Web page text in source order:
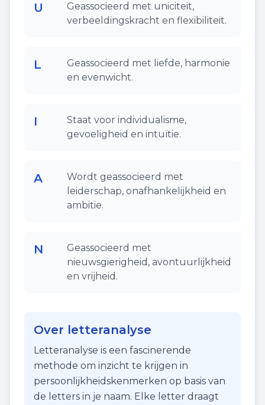
U
Geassocieerd met uniciteit,
verbeeldingskracht en flexibiliteit.
L
Geassocieerd met liefde, harmonie
en evenwicht.
I
Staat voor individualisme,
gevoeligheid en intuïtie.
A
Wordt geassocieerd met
leiderschap, onafhankelijkheid en
ambitie.
N
Geassocieerd met
nieuwsgierigheid, avontuurlijkheid
en vrijheid.
Over letteranalyse
Letteranalyse is een fascinerende
methode om inzicht te krijgen in
persoonlijkheidskenmerken op basis van
de letters in je naam. Elke letter draagt